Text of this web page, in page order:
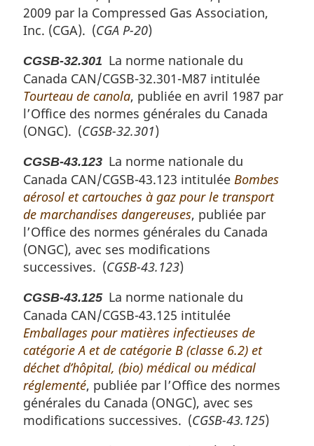
2009 par la Compressed Gas Association,
Inc. (CGA). (CGA P-20)
CGSB-32.301 La norme nationale du
Canada CAN/CGSB-32.301-M87 intitulée
Tourteau de canola, publiée en avril 1987 par
l’Office des normes générales du Canada
(ONGC). (CGSB-32.301)
CGSB-43.123 La norme nationale du
Canada CAN/CGSB-43.123 intitulée Bombes
aérosol et cartouches à gaz pour le transport
de marchandises dangereuses, publiée par
l’Office des normes générales du Canada
(ONGC), avec ses modifications
successives. (CGSB-43.123)
CGSB-43.125La norme nationale du
Canada CAN/CGSB-43.125 intitulée
Emballages pour matières infectieuses de
catégorie A et de catégorie B (classe 6.2) et
déchet d’hôpital, (bio) médical ou médical
réglementé, publiée par l’Office des normes
générales du Canada (ONGC), avec ses
modifications successives. (CGSB-43.125)